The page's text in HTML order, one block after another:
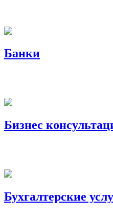
Банки
Бизнес
Бухгалтерские